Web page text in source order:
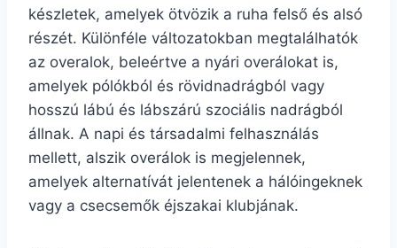
készletek, amelyek ötvözik a ruha felső és alsó
részét. Különféle változatokban megtalálhatók
az overalok, beleértve a nyári overálokat is,
amelyek pólókból és rövidnadrágból vagy
hosszú lábú és lábszárú szociális nadrágból
állnak. A napi és társadalmi felhasználás
mellett, alszik overálok is megjelennek,
amelyek alternatívát jelentenek a hálóingeknek
vagy a csecsemők éjszakai klubjának.